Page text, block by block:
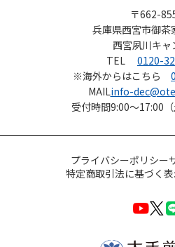
〒662-
兵庫県西宮市御茶
西宮夙川キャ
TEL
0120-
※海外からはこちら
MAILinfo-
受付時間9:00～17:00（
プライバシーポリシー
特定商取引法に基づく